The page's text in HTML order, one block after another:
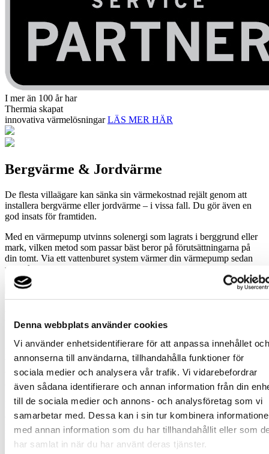
Denna webbplats använder cookies
Vi använder enhetsidentifierare för att anpassa innehållet och
annonserna till användarna, tillhandahålla funktioner för
sociala medier och analysera vår trafik. Vi vidarebefordrar
även sådana identifierare och annan information från din
till de sociala medier och annons- och analysföretag som vi
samarbetar med. Dessa kan i sin tur kombinera
med annan information som du har tillhandahållit eller som
har samlat in när du har använt deras tjänster.
I mer än 100 år har
Thermia skapat
innovativa värmelösningar LÄS MER HÄR
Bergvärme & Jordvärme
De flesta villaägare kan sänka sin värmekostnad rejält genom att
installera bergvärme eller jordvärme – i vissa fall. Du gör även en
god insats för framtiden.
Med en värmepump utvinns solenergi som lagrats i berggrund eller
mark, vilken metod som passar bäst beror på förutsättningarna på
din tomt. Via ett vattenburet system värmer din värmepump sedan
upp både hus och varmvatten.
Idag är det många som vet att värmepumpar lönar sig i längden.
Men faktum är att kostnaden blir lägre redan första dagen, eftersom
besparingen täcker både ränta och amortering. Dessutom ökar husets
värde. En värmepump betalar sig alltså både i sänkta driftskostnader
och i ett högre pris den dag det är dags att sälja huset.
En värmepump ger stabil värme som regleras automatiskt, varje dag
året runt. På sommaren kan den användas för komfortkyla och
poolvärme. Vi hjälper dig att räkna ut vilket system du behöver och